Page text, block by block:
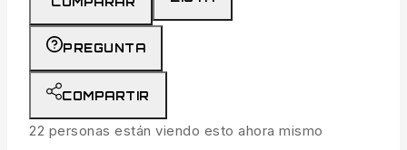
PREGUNTA
COMPARTIR
22 personas están viendo esto ahora mismo